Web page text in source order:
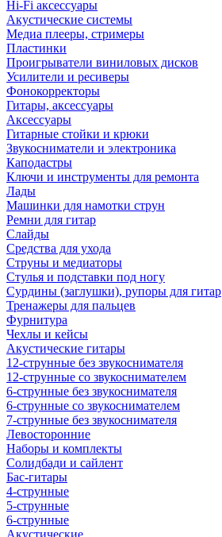
Hi-Fi аксессуары
Акустические системы
Медиа плееры, стримеры
Пластинки
Проигрыватели виниловых дисков
Усилители и ресиверы
Фонокорректоры
Гитары, аксессуары
Аксессуары
Гитарные стойки и крюки
Звукосниматели и электроника
Каподастры
Ключи и инструменты для ремонта
Лады
Машинки для намотки струн
Ремни для гитар
Слайды
Средства для ухода
Струны и медиаторы
Стулья и подставки под ногу
Сурдины (заглушки), рупоры для гитар
Тренажеры для пальцев
Фурнитура
Чехлы и кейсы
Акустические гитары
12-струнные без звукоснимателя
12-струнные со звукоснимателем
6-струнные без звукоснимателя
6-струнные со звукоснимателем
7-струнные без звукоснимателя
Левосторонние
Наборы и комплекты
Солидбади и сайлент
Бас-гитары
4-струнные
5-струнные
6-струнные
Акустические